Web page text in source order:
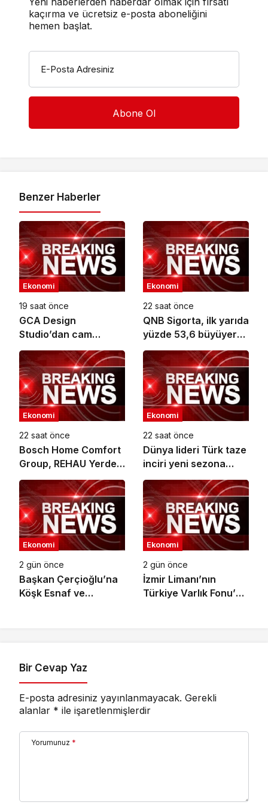
kaçırma ve ücretsiz e-posta aboneliğini
hemen başlat.
E-Posta Adresiniz
Benzer Haberler
Ekonomi
19 saat önce
GCA Design
Studio’dan cam
ambalaj tasarımında
bütüncül yaklaşım
Ekonomi
22 saat önce
QNB Sigorta, ilk yarıda
yüzde 53,6 büyüyerek
10,66 milyar TL prim
üretimine ulaştı
Ekonomi
22 saat önce
Bosch Home Comfort
Group, REHAU Yerden
Isıtma Sistemleri’nin
Türkiye’deki tek yetkili
distribütörü oldu
Ekonomi
22 saat önce
Dünya lideri Türk taze
inciri yeni sezona
başladı
Ekonomi
2 gün önce
Başkan Çerçioğlu’na
Köşk Esnaf ve
Ekonomi
2 gün önce
İzmir Limanı’nın
Türkiye Varlık Fonu’na
Bir Cevap Yaz
E-posta adresiniz yayınlanmayacak. Gerekli
alanlar * ile işaretlenmişlerdir
Yorumunuz *